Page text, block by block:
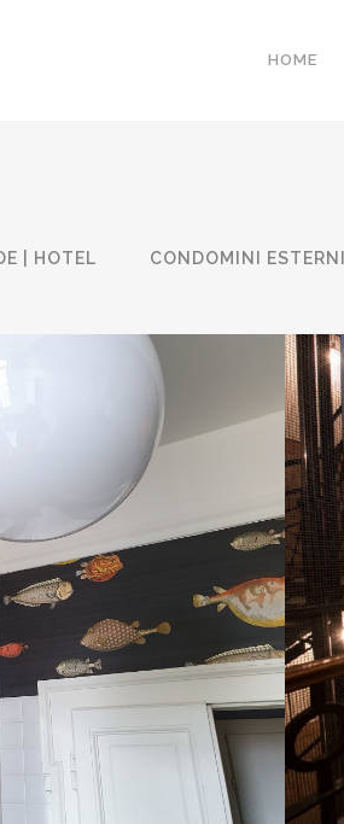
HOME
| HOTEL CONDOMINI ESTERNI